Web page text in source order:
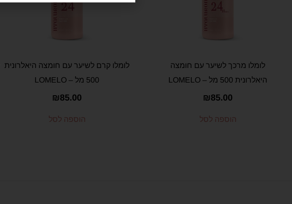
לומלו מרכך לשיער עם חומצה
היאלרונית 500 מל – LOMELO
₪85.00
הוספה לסל
לומלו קרם לשיער עם חומצה היאלרונית
500 מל – LOMELO
₪85.00
הוספה לסל